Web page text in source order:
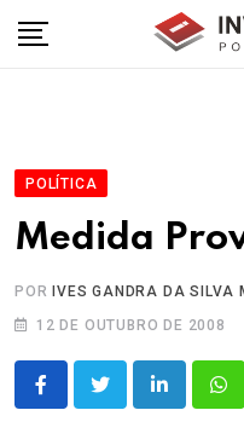
POLÍTICA
Medida
POR
IVES GANDRA DA SILVA
12 DE OUTUBRO DE 2008
LinkedIn